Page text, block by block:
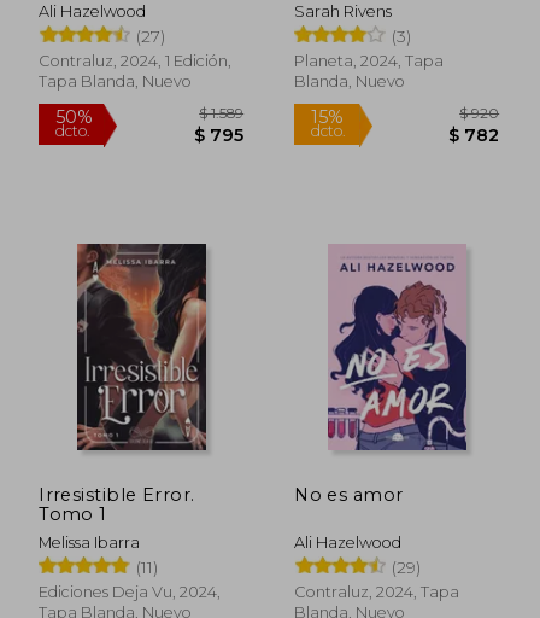
Ali Hazelwood
(27)
Contraluz, 2024, 1 Edición,
Tapa Blanda, Nuevo
50%
Sarah Rivens
(3)
Planeta, 2024, Tapa
Blanda, Nuevo
15%
dcto.
Irresistible Error.
Tomo 1
Melissa Ibarra
(11)
Ediciones Deja Vu, 2024,
Tapa Blanda, Nuevo
No es amor
Ali Hazelwood
(29)
Contraluz, 2024, Tapa
Blanda, Nuevo